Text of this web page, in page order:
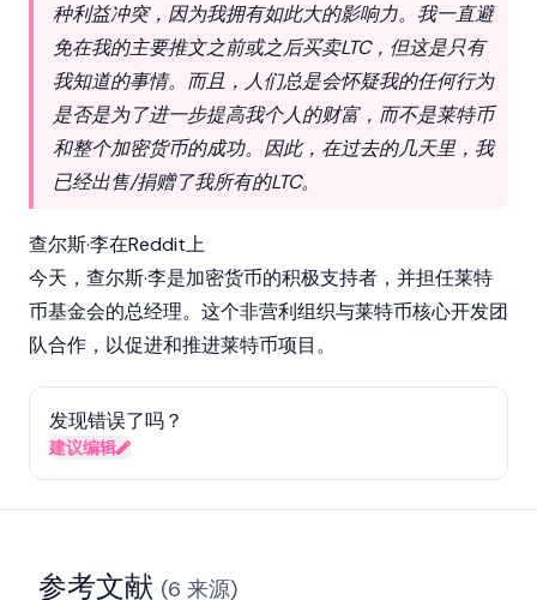
种利益冲突，因为我拥有如此大的影响力。我一直避
免在我的主要推文之前或之后买卖LTC，但这是只有
我知道的事情。而且，人们总是会怀疑我的任何行为
是否是为了进一步提高我个人的财富，而不是莱特币
和整个加密货币的成功。因此，在过去的几天里，我
已经出售/捐赠了我所有的LTC。
查尔斯·李在Reddit上
今天，查尔斯·李是加密货币的积极支持者，并担任莱特
币基金会的总经理。这个非营利组织与莱特币核心开发团
队合作，以促进和推进莱特币项目。
发现错误了吗？
建议编辑
参考文献 (6 来源)